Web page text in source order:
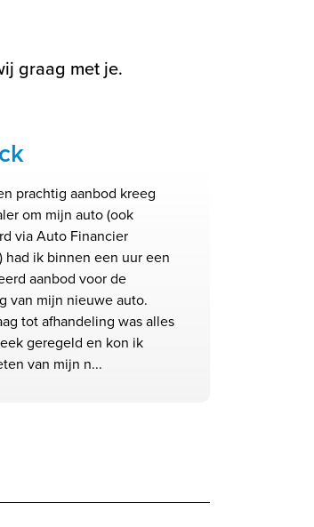
graag met je.
prachtig aanbod kreeg
om mijn auto (ook
via Auto Financier
had ik binnen een uur een
aanbod voor de
van mijn nieuwe auto.
tot afhandeling was alles
geregeld en kon ik
van mijn n...